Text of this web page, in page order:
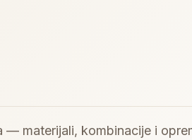
materijali, kombinacije i